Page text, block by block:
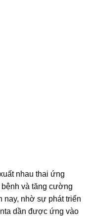
nhau thai ứng
và tăng cường
nay, nhờ sự phát triển
dần được ứng vào